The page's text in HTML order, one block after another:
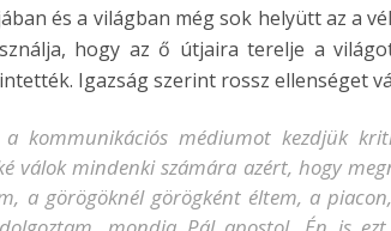
és a világban még sok helyütt az a
hogy az ő útjaira terelje a
Igazság szerint rossz ellenséget
kommunikációs médiumot kezdjük
válok mindenki számára azért, hogy
a görögöknél görögként éltem, a